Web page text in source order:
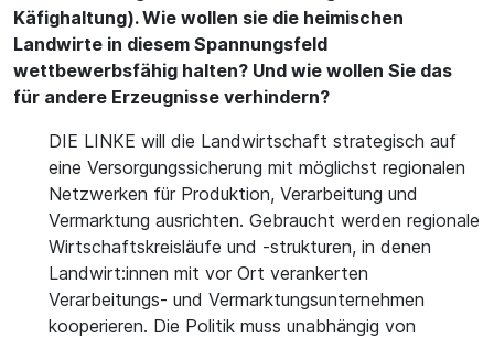
Käfighaltung). Wie wollen sie die heimischen
Landwirte in diesem Spannungsfeld
wettbewerbsfähig halten? Und wie wollen Sie das
für andere Erzeugnisse verhindern?
DIE LINKE will die Landwirtschaft strategisch auf
eine Versorgungssicherung mit möglichst regionalen
Netzwerken für Produktion, Verarbeitung und
Vermarktung ausrichten. Gebraucht werden regionale
Wirtschaftskreisläufe und -strukturen, in denen
Landwirt:innen mit vor Ort verankerten
Verarbeitungs- und Vermarktungsunternehmen
kooperieren. Die Politik muss unabhängig von